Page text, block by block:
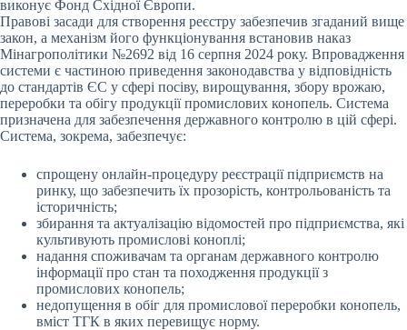
виконує Фонд Східної Європи.
Правові засади для створення реєстру забезпечив згаданий вище
закон, а механізм його функціонування встановив наказ
Мінагрополітики №2692 від 16 серпня 2024 року. Впровадження
системи є частиною приведення законодавства у відповідність
до стандартів ЄС у сфері посіву, вирощування, збору врожаю,
переробки та обігу продукції промислових конопель. Система
призначена для забезпечення державного контролю в цій сфері.
Система, зокрема, забезпечує:
спрощену онлайн-процедуру реєстрації підприємств на
ринку, що забезпечить їх прозорість, контрольованість та
історичність;
збирання та актуалізацію відомостей про підприємства, які
культивують промислові коноплі;
надання споживачам та органам державного контролю
інформації про стан та походження продукції з
промислових конопель;
недопущення в обіг для промислової переробки конопель,
вміст ТГК в яких перевищує норму.